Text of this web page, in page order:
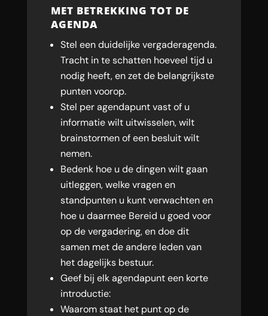
MET BETREKKING TOT DE
AGENDA
Stel een duidelijke vergaderagenda.
Tracht in te schatten hoeveel tijd u
nodig heeft, en zet de belangrijkste
punten voorop.
Stel per agendapunt vast of u
informatie wilt uitwisselen, wilt
brainstormen of een besluit wilt
nemen.
Bedenk hoe u de dingen wilt gaan
uitleggen, welke vragen en
standpunten u kunt verwachten en
hoe u daarmee Bereid u goed voor
op de vergadering, en doe dit
samen met de andere leden van
het dagelijks bestuur.
Geef bij elk agendapunt een korte
introductie:
Waarom staat het punt op de